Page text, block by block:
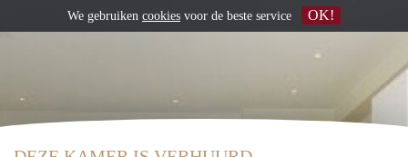
We gebruiken cookies voor de beste service OK!